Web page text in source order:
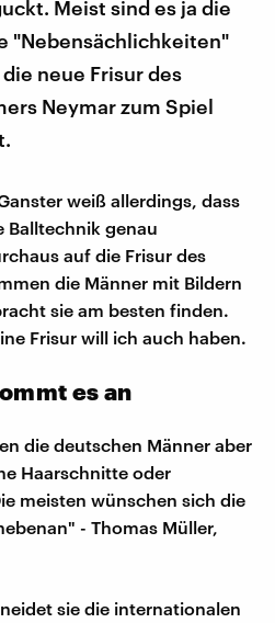
Meist sind es ja die
"Nebensächlichkeiten"
neue Frisur des
Neymar zum Spiel
weiß allerdings, dass
Balltechnik genau
auf die Frisur des
die Männer mit Bildern
sie am besten finden.
Frisur will ich auch haben.
es an
die deutschen Männer aber
Haarschnitte oder
meisten wünschen sich die
- Thomas Müller,
sie die internationalen